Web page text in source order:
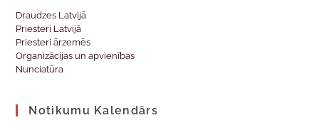
Draudzes Latvijā
Priesteri Latvijā
Priesteri ārzemēs
Organizācijas un apvienības
Nunciatūra
Notikumu Kalendārs